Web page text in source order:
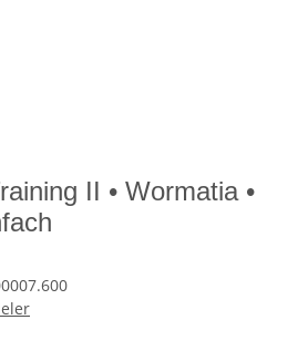
II • Wormatia •